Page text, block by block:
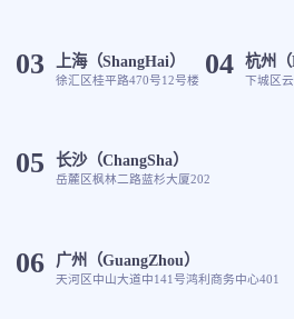
03 上海（ShangHai）
徐汇区桂平路470号12号楼 04 杭州（
下城区
05 长沙（ChangSha）
岳麓区枫林二路蓝杉大厦202
06 广州（GuangZhou）
天河区中山大道中141号鸿利商务中心401